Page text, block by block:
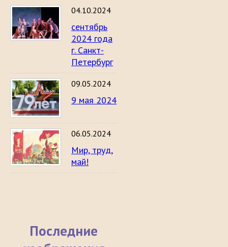
04.10.2024
сентябрь
2024 года
г. Санкт-
Петербург
09.05.2024
9 мая 2024
06.05.2024
Мир, труд,
май!
Последние